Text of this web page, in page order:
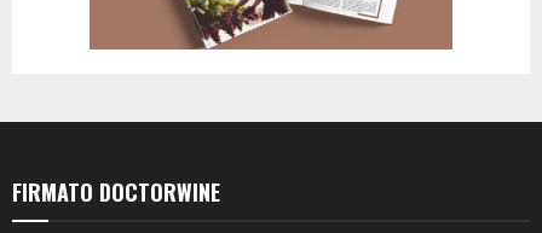
FIRMATO DOCTORWINE